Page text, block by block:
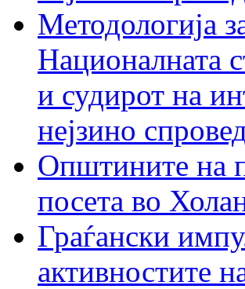
Методологија
Националната
и судирот на
нејзино
Општините на
посета во
Граѓански
активностите